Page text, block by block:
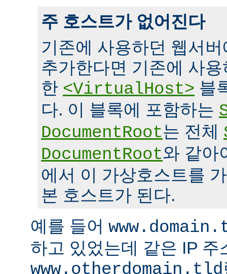
주 호스트가 없어진다
기존에 사용하던 웹서
추가한다면 기존에 사
한 <VirtualHost> 블
다. 이 블록에 포함하는
DocumentRoot는 전체
DocumentRoot와 같아
에서 이 가상호스트를
본 호스트가 된다.
예를 들어
하고 있었는데 같은 IP 주
www.otherdomain.tld